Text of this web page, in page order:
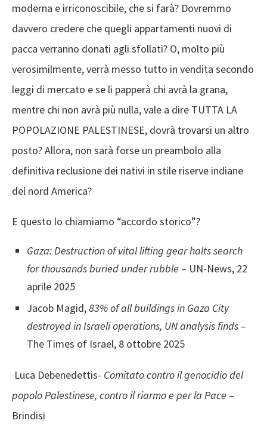
moderna e irriconoscibile, che si farà? Dovremmo
davvero credere che quegli appartamenti nuovi di
pacca verranno donati agli sfollati? O, molto più
verosimilmente, verrà messo tutto in vendita secondo
leggi di mercato e se li papperà chi avrà la grana,
mentre chi non avrà più nulla, vale a dire TUTTA LA
POPOLAZIONE PALESTINESE, dovrà trovarsi un altro
posto? Allora, non sarà forse un preambolo alla
definitiva reclusione dei nativi in stile riserve indiane
del nord America?
E questo lo chiamiamo “accordo storico”?
Gaza: Destruction of vital lifting gear halts search
for thousands buried under rubble – UN-News, 22
aprile 2025
Jacob Magid,83% of all buildings in Gaza City
destroyed in Israeli operations, UN analysis finds –
The Times of Israel, 8 ottobre 2025
Luca Debenedettis- Comitato contro il genocidio del
popolo Palestinese, contro il riarmo e per la Pace –
Brindisi